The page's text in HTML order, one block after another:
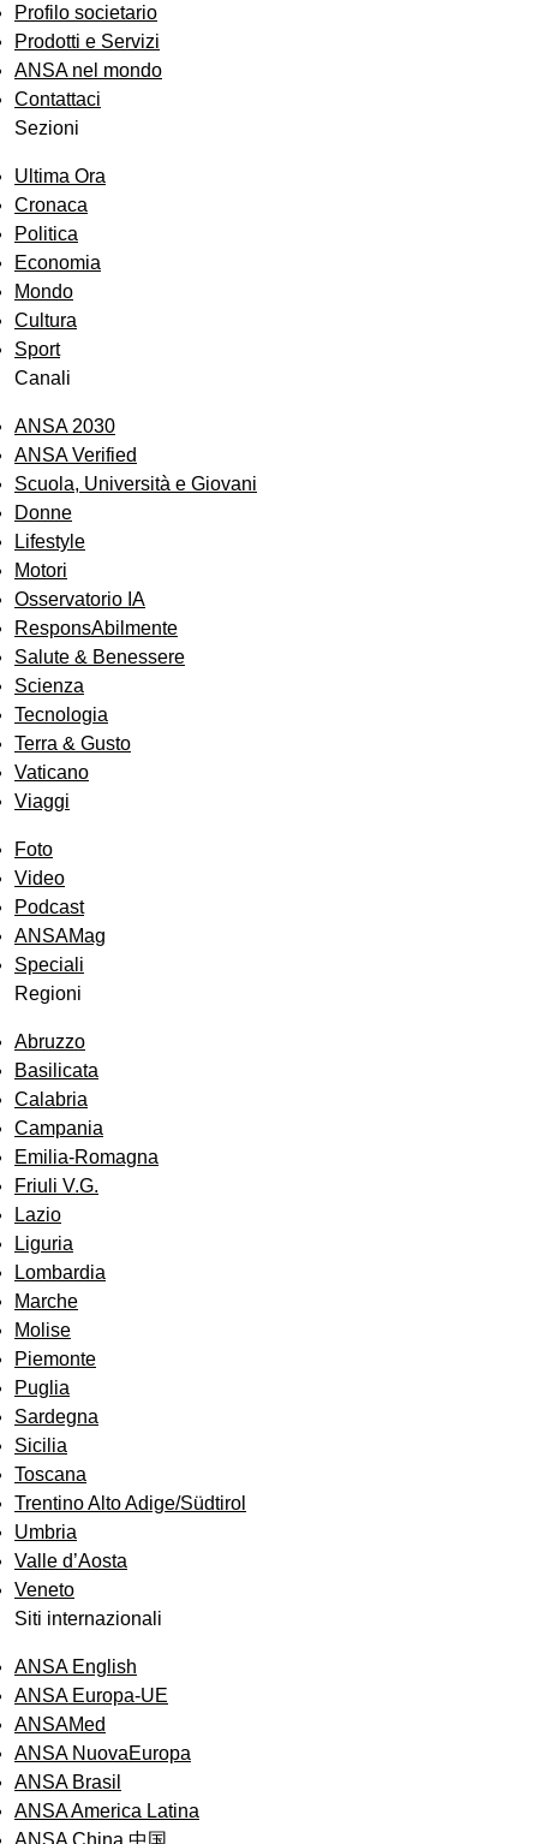
Profilo societario
Prodotti e Servizi
ANSA nel mondo
Contattaci
Sezioni
Ultima Ora
Cronaca
Politica
Economia
Mondo
Cultura
Sport
Canali
ANSA 2030
ANSA Verified
Scuola, Università e Giovani
Donne
Lifestyle
Motori
Osservatorio IA
ResponsAbilmente
Salute & Benessere
Scienza
Tecnologia
Terra & Gusto
Vaticano
Viaggi
Foto
Video
Podcast
ANSAMag
Speciali
Regioni
Abruzzo
Basilicata
Calabria
Campania
Emilia-Romagna
Friuli V.G.
Lazio
Liguria
Lombardia
Marche
Molise
Piemonte
Puglia
Sardegna
Sicilia
Toscana
Trentino Alto Adige/Südtirol
Umbria
Valle d’Aosta
Veneto
Siti internazionali
ANSA English
ANSA Europa-UE
ANSAMed
ANSA NuovaEuropa
ANSA Brasil
ANSA America Latina